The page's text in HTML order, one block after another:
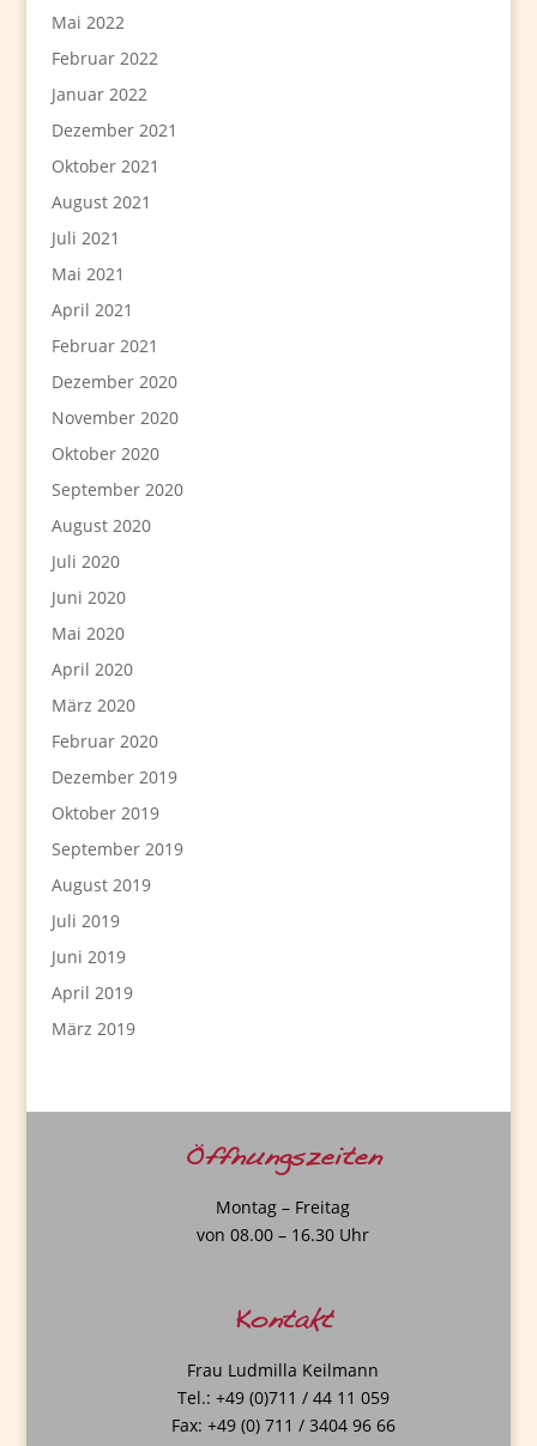
Mai 2022
Februar 2022
Januar 2022
Dezember 2021
Oktober 2021
August 2021
Juli 2021
Mai 2021
April 2021
Februar 2021
Dezember 2020
November 2020
Oktober 2020
September 2020
August 2020
Juli 2020
Juni 2020
Mai 2020
April 2020
März 2020
Februar 2020
Dezember 2019
Oktober 2019
September 2019
August 2019
Juli 2019
Juni 2019
April 2019
März 2019
Öffnungszeiten
Montag – Freitag
von 08.00 – 16.30 Uhr
Kontakt
Frau Ludmilla Keilmann
Tel.: +49 (0)711 / 44 11 059
Fax: +49 (0) 711 / 3404 96 66